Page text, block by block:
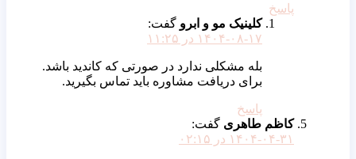
پاسخ
کلینیک مو و ابرو گفت:
۱۴۰۴-۰۸-۱۷ در ۱۱:۲۵
بله مشکلی ندارد در صورتی که کاندید باشد.
برای دریافت مشاوره باید تماس بگیرید.
پاسخ
کاظم طاهری گفت:
۱۴۰۴-۰۴-۳۱ در ۰۲:۱۵